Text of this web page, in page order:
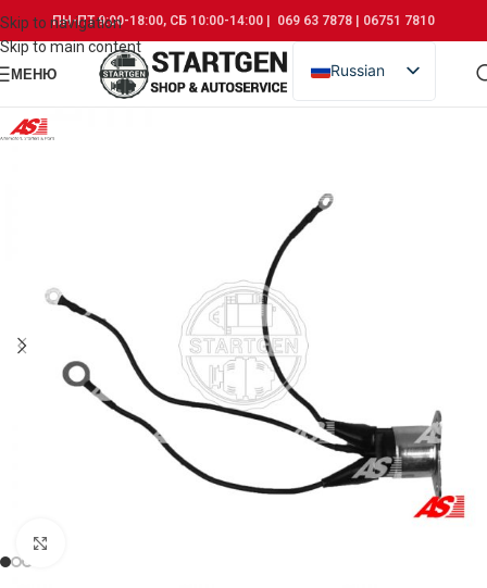
Skip to navigation
Skip to main content
ПН-ПТ 9:00-18:00, СБ 10:00-14:00 | 069 63 7878 | 06751 7810
МЕНЮ
Russian
Romanian